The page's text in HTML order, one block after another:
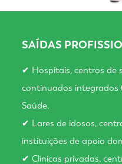
SAÍDAS
✔ Hospitais, centros de
continuados integrados
Saúde.
✔ Lares de idosos,
instituições de apoio
✔ Clínicas privadas,